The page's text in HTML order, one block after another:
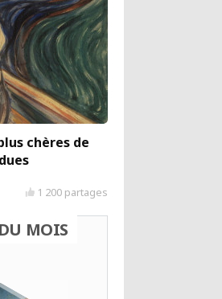
chères de
1 200 partages
MOIS